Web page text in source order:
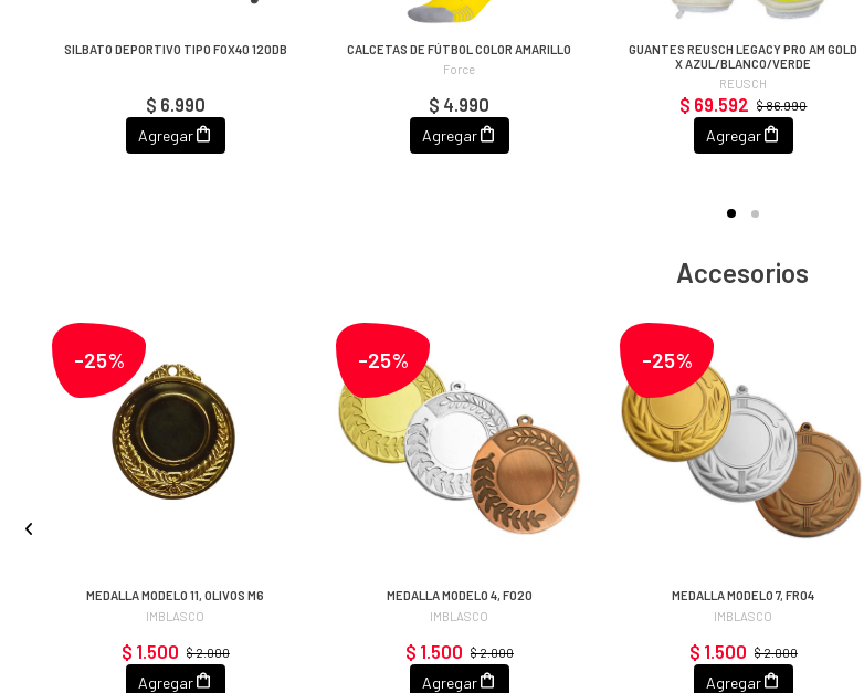
SILBATO DEPORTIVO TIPO FOX40 120DB
$ 6.990
Agregar
CALCETAS DE FÚTBOL COLOR AMARILLO
Force
$ 4.990
Agregar
GUANTES REUSCH LEGACY PRO AM GOLD
X AZUL/BLANCO/VERDE
REUSCH
$ 86.990
$ 69.592
Agregar
Accesorios
-25%
MEDALLA MODELO 11, OLIVOS M6
IMBLASCO
$ 2.000
$ 1.500
Agregar
-25%
MEDALLA MODELO 4, F020
IMBLASCO
$ 2.000
$ 1.500
Agregar
-25%
MEDALLA MODELO 7, FR04
IMBLASCO
$ 2.000
$ 1.500
Agregar